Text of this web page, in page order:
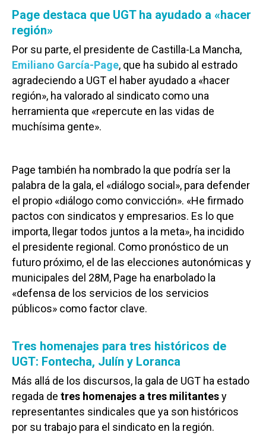
Page destaca que UGT ha ayudado a «hacer
región»
Por su parte, el presidente de Castilla-La Mancha,
Emiliano García-Page, que ha subido al estrado
agradeciendo a UGT el haber ayudado a «hacer
región», ha valorado al sindicato como una
herramienta que «repercute en las vidas de
muchísima gente».
Page también ha nombrado la que podría ser la
palabra de la gala, el «diálogo social», para defender
el propio «diálogo como convicción». «He firmado
pactos con sindicatos y empresarios. Es lo que
importa, llegar todos juntos a la meta», ha incidido
el presidente regional. Como pronóstico de un
futuro próximo, el de las elecciones autonómicas y
municipales del 28M, Page ha enarbolado la
«defensa de los servicios de los servicios
públicos» como factor clave.
Tres homenajes para tres históricos de
UGT: Fontecha, Julín y Loranca
Más allá de los discursos, la gala de UGT ha estado
regada de tres homenajes a tres militantesy
representantes sindicales que ya son históricos
por su trabajo para el sindicato en la región.